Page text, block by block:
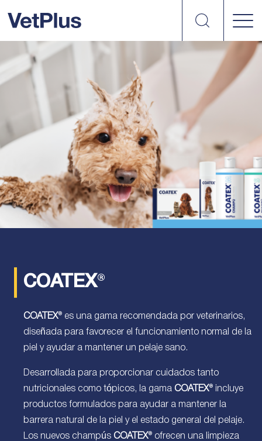
Search
COATEX®
COATEX® es una gama recomendada por veterinarios,
diseñada para favorecer el funcionamiento normal de la
piel y ayudar a mantener un pelaje sano.
Desarrollada para proporcionar cuidados tanto
nutricionales como tópicos, la gama COATEX® incluye
productos formulados para ayudar a mantener la
barrera natural de la piel y el estado general del pelaje.
Los nuevos champús COATEX® ofrecen una limpieza